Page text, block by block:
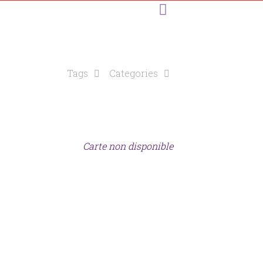
Categories
Tags
Carte non disponible